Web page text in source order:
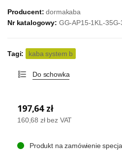
Producent: dormakaba
Nr katalogowy: GG-AP15-1KL-35G-
Tagi: kaba system b
Do schowka
197,64 zł
160,68 zł bez VAT
Produkt na zamówienie